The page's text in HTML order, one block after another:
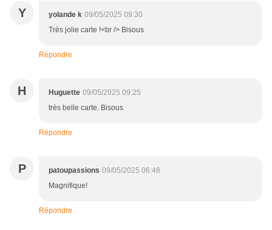
Y yolande k 09/05/2025 09:30
Très jolie carte !<br /> Bisous
Répondre
H Huguette 09/05/2025 09:25
très belle carte. Bisous
Répondre
P patoupassions 09/05/2025 06:48
Magnifique!
Répondre